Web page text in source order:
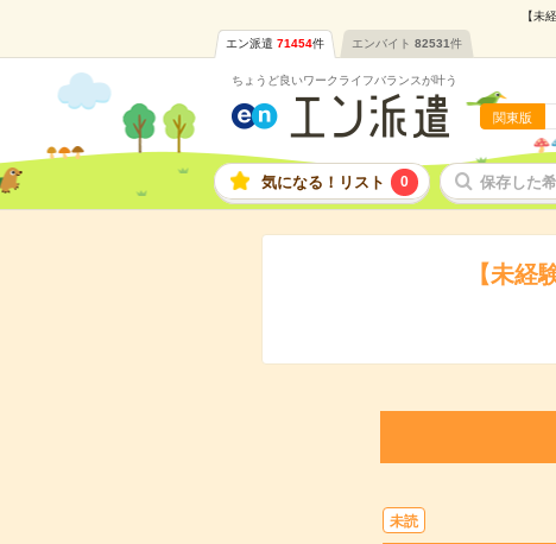
【未
エン派遣 71454件 エンバイト 82531件
ちょうど良いワークライフバランスが叶う
関東版
気になる！リスト 0 保存した
【未経
未読